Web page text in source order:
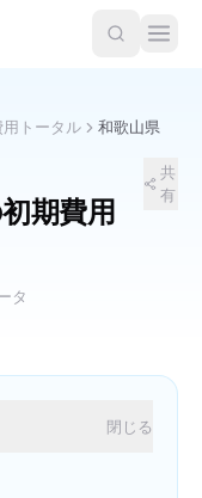
トータル 和歌山県
期費用
タ
共
有
閉じる